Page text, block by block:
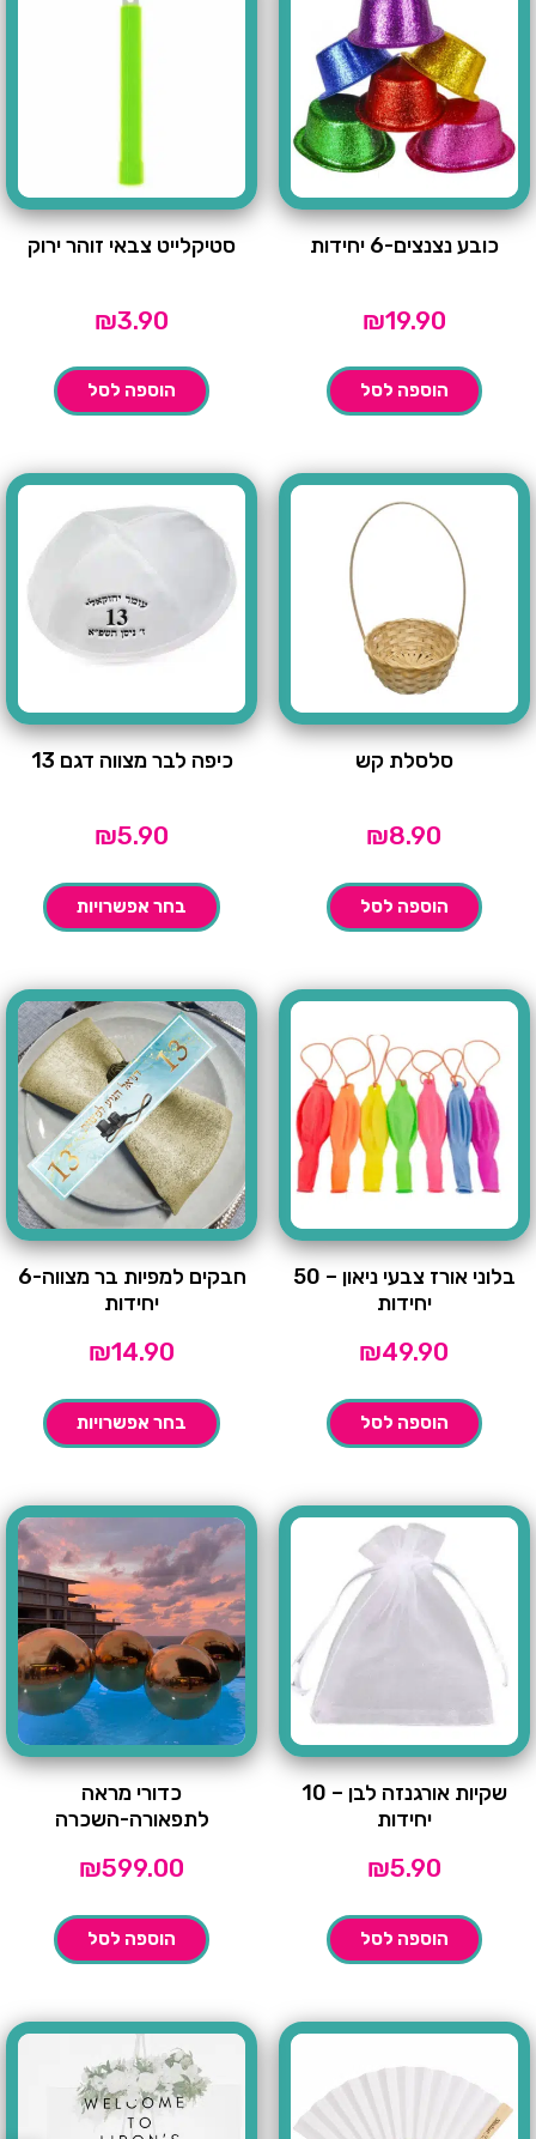
כובע נצנצים-6 יחידות
₪19.90
הוספה לסל
סטיקלייט צבאי זוהר ירוק
₪3.90
הוספה לסל
סלסלת קש
₪8.90
הוספה לסל
כיפה לבר מצווה דגם 13
₪5.90
בחר אפשרויות
בלוני אורז צבעי ניאון – 50
יחידות
₪49.90
הוספה לסל
חבקים למפיות בר מצווה-6
יחידות
₪14.90
בחר אפשרויות
שקיות אורגנזה לבן – 10
יחידות
₪5.90
הוספה לסל
כדורי מראה
לתפאורה-השכרה
₪599.00
הוספה לסל